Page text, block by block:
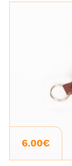
6.00€